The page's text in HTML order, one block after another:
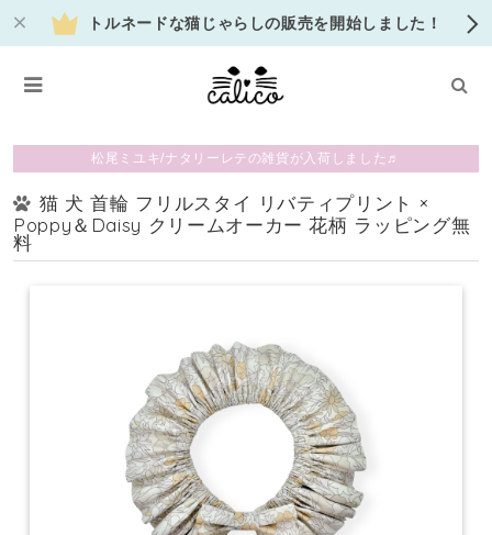
トルネードな猫じゃらしの販売を開始しました！
松尾ミユキ/ナタリーレテの雑貨が入荷しました♬
猫 犬 首輪 フリルスタイ リバティプリント ×
Poppy＆Daisy クリームオーカー 花柄 ラッピング無
料